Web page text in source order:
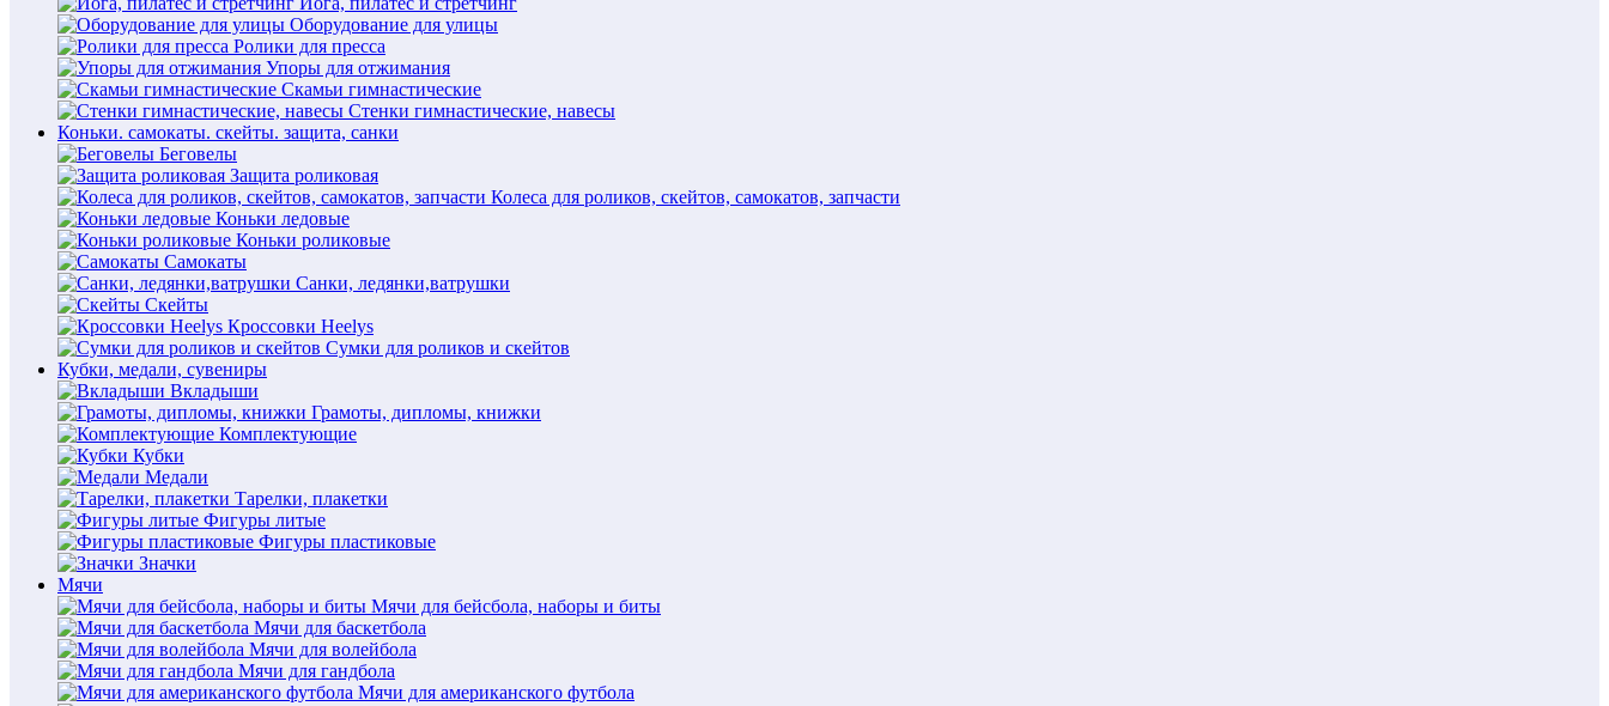
Оборудование для улицы
Ролики для пресса
Упоры для отжимания
Скамьи гимнастические
Стенки гимнастические, навесы
Коньки. самокаты. скейты. защита, санки
Беговелы
Защита роликовая
Колеса для роликов, скейтов, самокатов, запчасти
Коньки ледовые
Коньки роликовые
Самокаты
Санки, ледянки,ватрушки
Скейты
Кроссовки Heelys
Сумки для роликов и скейтов
Кубки, медали, сувениры
Вкладыши
Грамоты, дипломы, книжки
Комплектующие
Кубки
Медали
Тарелки, плакетки
Фигуры литые
Фигуры пластиковые
Значки
Мячи
Мячи для бейсбола, наборы и биты
Мячи для баскетбола
Мячи для волейбола
Мячи для гандбола
Мячи для американского футбола